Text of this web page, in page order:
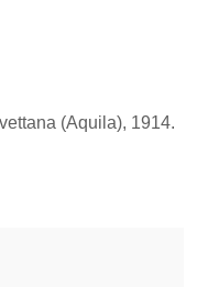
(Aquila), 1914.